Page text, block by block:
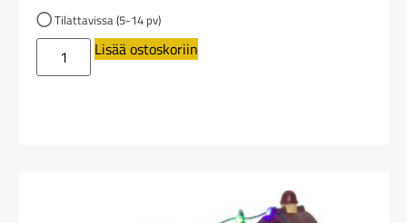
Tilattavissa (5-14 pv)
Lisää ostoskoriin